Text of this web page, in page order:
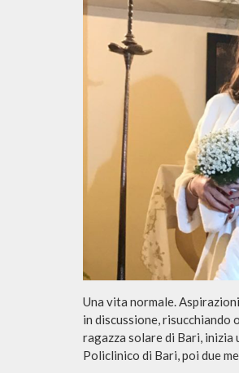
Una vita normale.
in discussione, risucchiando
ragazza solare di Bari,
Policlinico di Bari, poi due